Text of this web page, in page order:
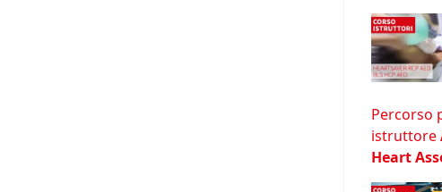
Percorso
istruttore
Heart